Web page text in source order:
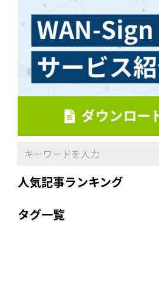
人気記事ランキング
タグ一覧